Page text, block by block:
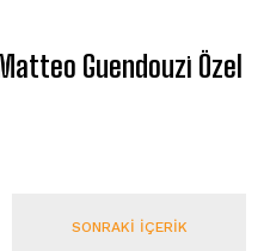
Guendouzi Özel
SONRAKI İÇERIK